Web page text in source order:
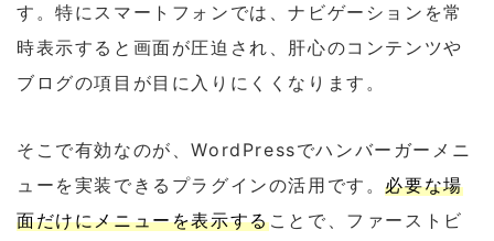
す。特にスマートフォンでは、ナビゲーションを常
時表示すると画面が圧迫され、肝心のコンテンツや
ブログの項目が目に入りにくくなります。
そこで有効なのが、WordPressでハンバーガーメニ
ューを実装できるプラグインの活用です。必要な場
面だけにメニューを表示することで、ファーストビ